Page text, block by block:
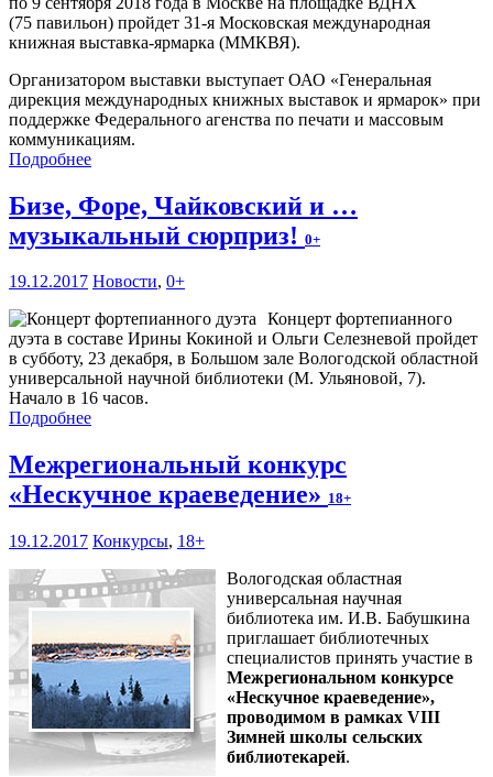
(75 павильон) пройдет 31-я Московская международная
книжная выставка-ярмарка (ММКВЯ).
Организатором выставки выступает ОАО «Генеральная
дирекция международных книжных выставок и ярмарок» при
поддержке Федерального агенства по печати и массовым
коммуникациям.
Подробнее
Бизе, Форе, Чайковский и …
музыкальный сюрприз! 0+
19.12.2017 Новости, 0+
Концерт фортепианного
дуэта в составе Ирины Кокиной и Ольги Селезневой пройдет
в субботу, 23 декабря, в Большом зале Вологодской областной
универсальной научной библиотеки (М. Ульяновой, 7).
Начало в 16 часов.
Подробнее
Межрегиональный конкурс
«Нескучное краеведение» 18+
19.12.2017 Конкурсы, 18+
Вологодская областная
универсальная научная
библиотека им. И.В. Бабушкина
приглашает библиотечных
специалистов принять участие в
Межрегиональном конкурсе
«Нескучное краеведение»,
проводимом в рамках VIII
Зимней школы сельских
библиотекарей.